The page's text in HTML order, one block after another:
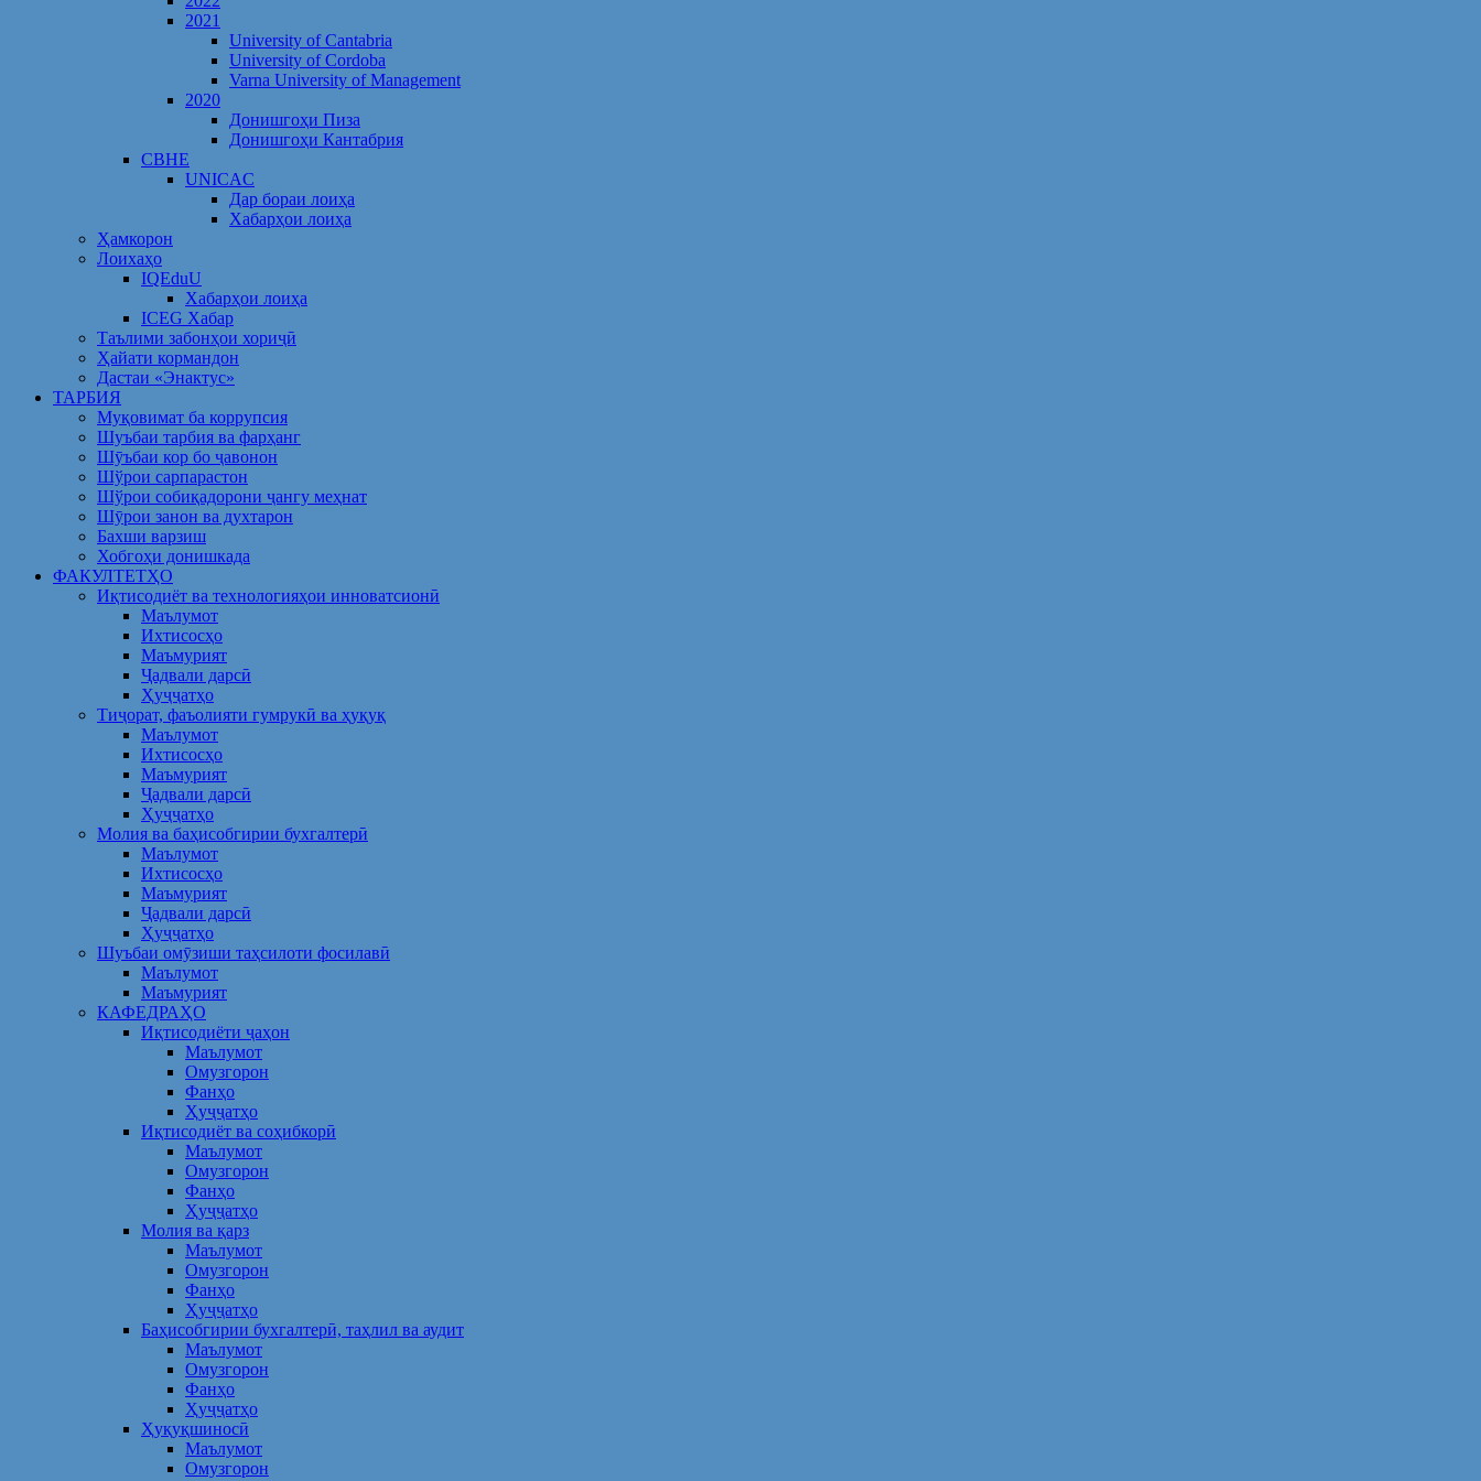
2021
University of Cantabria
University of Cordoba
Varna University of Management
2020
Донишгоҳи Пиза
Донишгоҳи Кантабрия
CBHE
UNICAC
Дар бораи лоиҳа
Хабарҳои лоиҳа
Ҳамкорон
Лоихаҳо
IQEduU
Хабарҳои лоиҳа
ICEG Хабар
Таълими забонҳои хориҷӣ
Ҳайати кормандон
Дастаи «Энактус»
ТАРБИЯ
Муқовимат ба коррупсия
Шуъбаи тарбия ва фарҳанг
Шӯъбаи кор бо ҷавонон
Шўрои сарпарастон
Шўрои собиқадорони ҷангу меҳнат
Шӯрои занон ва духтарон
Бахши варзиш
Хобгоҳи донишкада
ФАКУЛТЕТҲО
Иқтисодиёт ва технологияҳои инноватсионӣ
Маълумот
Ихтисосҳо
Маъмурият
Ҷадвали дарсӣ
Ҳуҷҷатҳо
Тиҷорат, фаъолияти гумрукӣ ва ҳуқуқ
Маълумот
Ихтисосҳо
Маъмурият
Ҷадвали дарсӣ
Ҳуҷҷатҳо
Молия ва баҳисобгирии бухгалтерӣ
Маълумот
Ихтисосҳо
Маъмурият
Ҷадвали дарсӣ
Ҳуҷҷатҳо
Шуъбаи омӯзиши таҳсилоти фосилавӣ
Маълумот
Маъмурият
КАФЕДРАҲО
Иқтисодиёти ҷаҳон
Маълумот
Омузгорон
Фанҳо
Ҳуҷҷатҳо
Иқтисодиёт ва соҳибкорӣ
Маълумот
Омузгорон
Фанҳо
Ҳуҷҷатҳо
Молия ва қарз
Маълумот
Омузгорон
Фанҳо
Ҳуҷҷатҳо
Баҳисобгирии бухгалтерӣ, таҳлил ва аудит
Маълумот
Омузгорон
Фанҳо
Ҳуҷҷатҳо
Ҳуқуқшиносӣ
Маълумот
Омузгорон